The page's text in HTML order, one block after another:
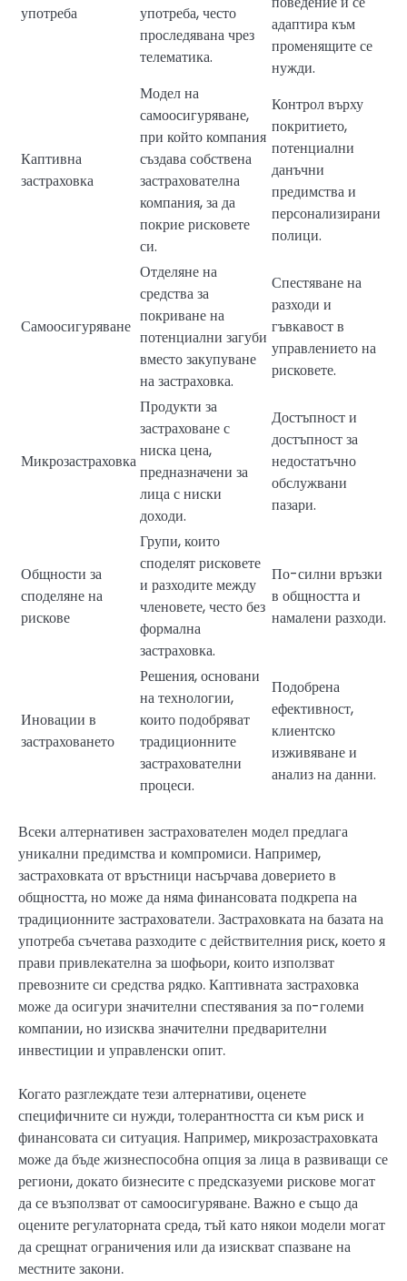
употреба
употреба, често
проследявана чрез
телематика.
адаптира към
променящите се
нужди.
Каптивна
застраховка
Модел на
самоосигуряване,
при който компания
създава собствена
застрахователна
компания, за да
покрие рисковете
си.
Контрол върху
покритието,
потенциални
данъчни
предимства и
персонализирани
полици.
Самоосигуряване
Отделяне на
средства за
покриване на
потенциални загуби
вместо закупуване
на застраховка.
Спестяване на
разходи и
гъвкавост в
управлението на
рисковете.
Микрозастраховка
Продукти за
застраховане с
ниска цена,
предназначени за
лица с ниски
доходи.
Достъпност и
достъпност за
недостатъчно
обслужвани
пазари.
Общности за
споделяне на
рискове
Групи, които
споделят рисковете
и разходите между
членовете, често без
формална
застраховка.
По-силни връзки
в общността и
намалени разходи.
Иновации в
застраховането
Решения, основани
на технологии,
които подобряват
традиционните
застрахователни
процеси.
Подобрена
ефективност,
клиентско
изживяване и
анализ на данни.
Всеки алтернативен застрахователен модел предлага
уникални предимства и компромиси. Например,
застраховката от връстници насърчава доверието в
общността, но може да няма финансовата подкрепа на
традиционните застрахователи. Застраховката на базата на
употреба съчетава разходите с действителния риск, което я
прави привлекателна за шофьори, които използват
превозните си средства рядко. Каптивната застраховка
може да осигури значителни спестявания за по-големи
компании, но изисква значителни предварителни
инвестиции и управленски опит.
Когато разглеждате тези алтернативи, оценете
специфичните си нужди, толерантността си към риск и
финансовата си ситуация. Например, микрозастраховката
може да бъде жизнеспособна опция за лица в развиващи се
региони, докато бизнесите с предсказуеми рискове могат
да се възползват от самоосигуряване. Важно е също да
оцените регулаторната среда, тъй като някои модели могат
да срещнат ограничения или да изискват спазване на
местните закони.